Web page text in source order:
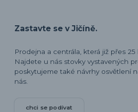
Zastavte se v Jičíně.
Prodejna a centrála, která již přes 25
Najdete u nás stovky vystavených
poskytujeme také návrhy osvětlení
nás.
chci se podívat